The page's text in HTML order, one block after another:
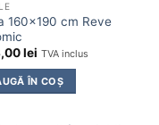
160×190 cm Reve
lei TVA inclus
ÎN COȘ